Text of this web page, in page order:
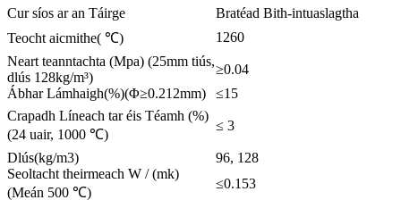
Cur síos ar an Táirge
Bratéad Bith-intuaslagtha
Teocht aicmithe( ℃)
1260
Neart teanntachta (Mpa) (25mm tiús,
dlús 128kg/m³)
≥0.04
Ábhar Lámhaigh(%)(Φ≥0.212mm)
≤15
Crapadh Líneach tar éis Téamh (%)
(24 uair, 1000 ℃)
≤ 3
Dlús(kg/m3)
96, 128
Seoltacht theirmeach W / (mk)
(Meán 500 ℃)
≤0.153